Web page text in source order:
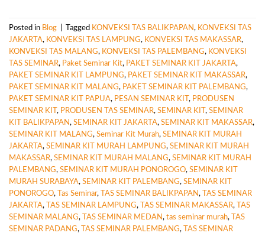
Posted in Blog Tagged KONVEKSI TAS BALIKPAPAN, KONVEKSI TAS
JAKARTA, KONVEKSI TAS LAMPUNG, KONVEKSI TAS MAKASSAR,
KONVEKSI TAS MALANG, KONVEKSI TAS PALEMBANG, KONVEKSI
TAS SEMINAR, Paket Seminar Kit, PAKET SEMINAR KIT JAKARTA,
PAKET SEMINAR KIT LAMPUNG, PAKET SEMINAR KIT MAKASSAR,
PAKET SEMINAR KIT MALANG, PAKET SEMINAR KIT PALEMBANG,
PAKET SEMINAR KIT PAPUA, PESAN SEMINAR KIT , PRODUSEN
SEMINAR KIT , PRODUSEN TAS SEMINAR, SEMINAR KIT , SEMINAR
KIT BALIKPAPAN, SEMINAR KIT JAKARTA, SEMINAR KIT MAKASSAR,
SEMINAR KIT MALANG, Seminar Kit Murah, SEMINAR KIT MURAH
JAKARTA, SEMINAR KIT MURAH LAMPUNG, SEMINAR KIT MURAH
MAKASSAR, SEMINAR KIT MURAH MALANG, SEMINAR KIT MURAH
PALEMBANG, SEMINAR KIT MURAH PONOROGO, SEMINAR KIT
MURAH SURABAYA, SEMINAR KIT PALEMBANG, SEMINAR KIT
PONOROGO, Tas Seminar, TAS SEMINAR BALIKPAPAN,
TAS SEMINAR
JAKARTA, TAS SEMINAR LAMPUNG, TAS SEMINAR MAKASSAR,
TAS
SEMINAR MALANG, TAS SEMINAR MEDAN, tas seminar murah,
TAS
SEMINAR PADANG, TAS SEMINAR PALEMBANG,
TAS SEMINAR